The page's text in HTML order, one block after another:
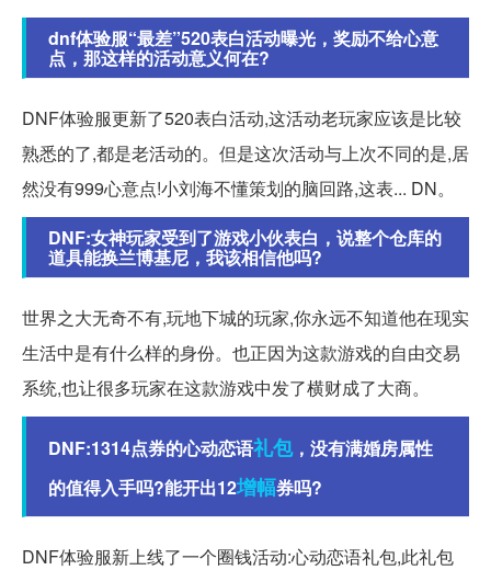
dnf体验服“最差”520表白活动曝光，奖励不给心意
点，那这样的活动意义何在?
DNF体验服更新了520表白活动,这活动老玩家应该是比较
熟悉的了,都是老活动的。但是这次活动与上次不同的是,居
然没有999心意点!小刘海不懂策划的脑回路,这表... DN。
DNF:女神玩家受到了游戏小伙表白，说整个仓库的
道具能换兰博基尼，我该相信他吗?
世界之大无奇不有,玩地下城的玩家,你永远不知道他在现实
生活中是有什么样的身份。也正因为这款游戏的自由交易
系统,也让很多玩家在这款游戏中发了横财成了大商。
DNF:1314点券的心动恋语礼包，没有满婚房属性
的值得入手吗?能开出12增幅券吗?
DNF体验服新上线了一个圈钱活动:心动恋语礼包,此礼包